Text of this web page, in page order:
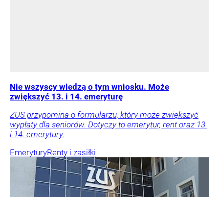
Nie wszyscy wiedzą o tym wniosku. Może
zwiększyć 13. i 14. emeryturę
ZUS przypomina o formularzu, który może zwiększyć
wypłaty dla seniorów. Dotyczy to emerytur, rent oraz 13.
i 14. emerytury.
EmeryturyRenty i zasiłki